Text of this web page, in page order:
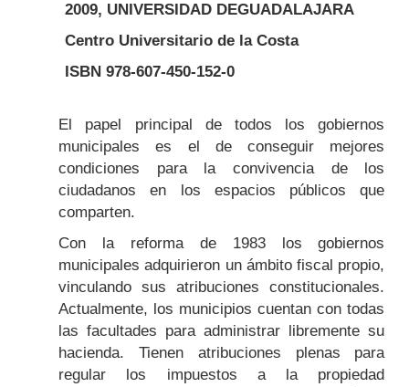
2009, UNIVERSIDAD DEGUADALAJARA
Centro Universitario de la Costa
ISBN 978-607-450-152-0
Body
El papel principal de todos los gobiernos
municipales es el de conseguir mejores
condiciones para la convivencia de los
ciudadanos en los espacios públicos que
comparten.
Con la reforma de 1983 los gobiernos
municipales adquirieron un ámbito fiscal propio,
vinculando sus atribuciones constitucionales.
Actualmente, los municipios cuentan con todas
las facultades para administrar libremente su
hacienda. Tienen atribuciones plenas para
regular los impuestos a la propiedad